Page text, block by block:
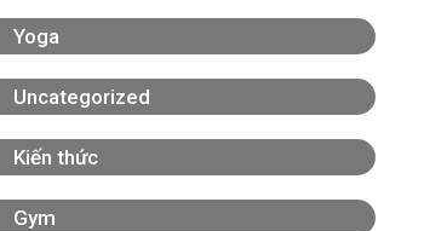
Yoga
Uncategorized
Kiến thức
Gym